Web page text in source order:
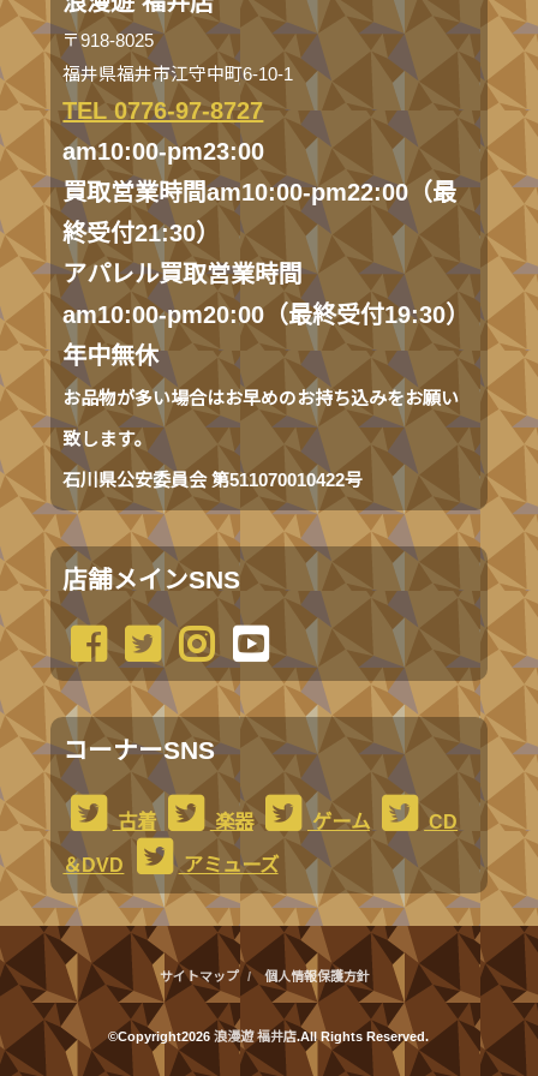
〒918-8025
福井県福井市江守中町6-10-1
TEL 0776-97-8727
am10:00-pm23:00
買取営業時間am10:00-pm22:00（最
終受付21:30）
アパレル買取営業時間
am10:00-pm20:00（最終受付19:30）
年中無休
お品物が多い場合はお早めのお持ち込みをお願い
致します。
石川県公安委員会 第511070010422号
店舗メインSNS
コーナーSNS
古着 楽器 ゲーム
CD
＆DVD
アミューズ
サイトマップ 個人情報保護方針
©Copyright2026浪漫遊 福井店.All Rights Reserved.